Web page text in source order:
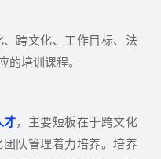
跨文化、工作目标、法
的培训课程。
才，主要短板在于跨文化
队管理着力培养。培养